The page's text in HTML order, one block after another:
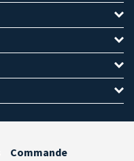
Commande